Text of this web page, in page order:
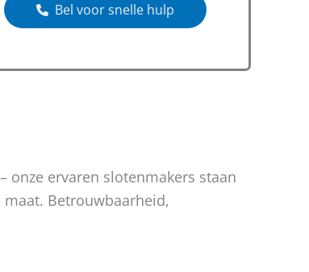
Bel voor snelle hulp
onze ervaren slotenmakers staan
Betrouwbaarheid,